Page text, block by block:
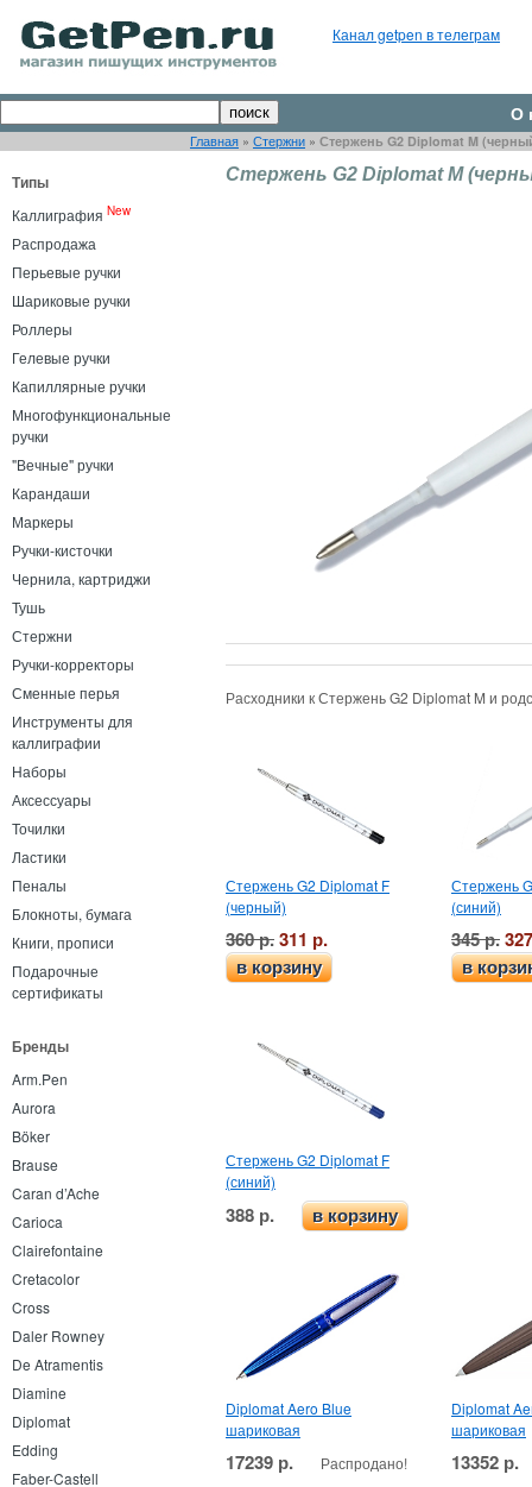
Канал getpen в телеграм
О
Главная » Стержни » Стержень G2 Diplomat M
Типы
Каллиграфия New
Распродажа
Перьевые ручки
Шариковые ручки
Роллеры
Гелевые ручки
Капиллярные ручки
Многофункциональные
ручки
"Вечные" ручки
Карандаши
Маркеры
Ручки-кисточки
Чернила, картриджи
Тушь
Стержни
Ручки-корректоры
Сменные перья
Инструменты для
каллиграфии
Наборы
Аксессуары
Точилки
Ластики
Пеналы
Блокноты, бумага
Книги, прописи
Подарочные
сертификаты
Бренды
Arm.Pen
Aurora
Böker
Brause
Caran d’Ache
Carioca
Clairefontaine
Cretacolor
Cross
Daler Rowney
De Atramentis
Diamine
Diplomat
Edding
Faber-Castell
Стержень G2 Diplomat M
Расходники к Стержень G2 Diplomat M и
Стержень G2 Diplomat F
(черный)
360 р.311 р.
в корзину
Стержень
(синий)
345 р.
в
Стержень G2 Diplomat F
(синий)
388 р. в корзину
Diplomat Aero Blue
шариковая
17239 р. Распродано!
Diplomat
шариковая
13352 р.